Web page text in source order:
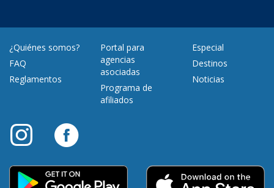
¿Quiénes somos?
FAQ
Reglamentos
Portal para
agencias
asociadas
Programa de
afiliados
Especial
Destinos
Noticias